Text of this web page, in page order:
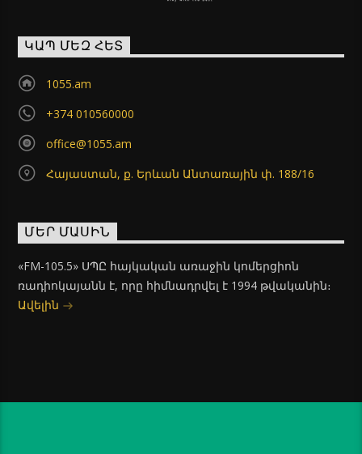
ԿԱՊ ՄԵԶ ՀԵՏ
1055.am
+374 010560000
office@1055.am
Հայաստան, ք. Երևան Անտառային փ. 188/16
ՄԵՐ ՄԱՍԻՆ
«FM-105.5» ՍՊԸ հայկական առաջին կոմերցիոն
ռադիոկայանն է, որը հիմնադրվել է 1994 թվականին։
Ավելին